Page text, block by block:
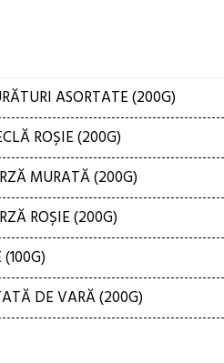
ASORTATE (200G)
ROȘIE (200G)
MURATĂ (200G)
ROȘIE (200G)
DE VARĂ (200G)